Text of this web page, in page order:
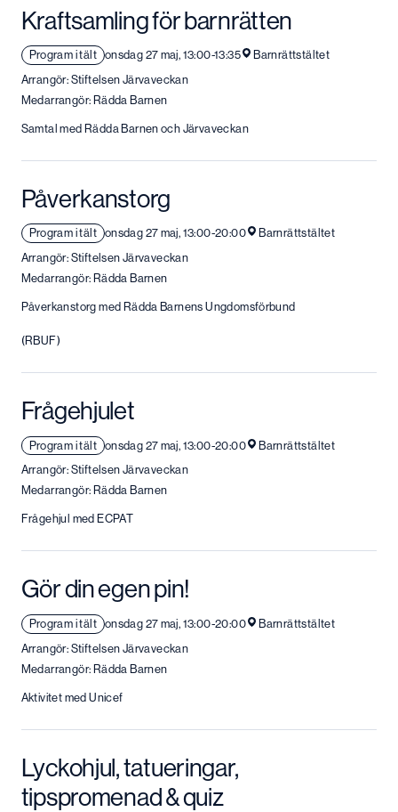
Kraftsamling för barnrätten
Program i tält onsdag 27 maj, 13:00-13:35
Barnrättstältet
Arrangör: Stiftelsen Järvaveckan
Medarrangör: Rädda Barnen
Samtal med Rädda Barnen och Järvaveckan
Påverkanstorg
Program i tält onsdag 27 maj, 13:00-20:00
Barnrättstältet
Arrangör: Stiftelsen Järvaveckan
Medarrangör: Rädda Barnen
Påverkanstorg med Rädda Barnens Ungdomsförbund
(RBUF)
Frågehjulet
Program i tält onsdag 27 maj, 13:00-20:00
Barnrättstältet
Arrangör: Stiftelsen Järvaveckan
Medarrangör: Rädda Barnen
Frågehjul med ECPAT
Gör din egen pin!
Program i tält onsdag 27 maj, 13:00-20:00
Barnrättstältet
Arrangör: Stiftelsen Järvaveckan
Medarrangör: Rädda Barnen
Aktivitet med Unicef
Lyckohjul, tatueringar,
tipspromenad & quiz